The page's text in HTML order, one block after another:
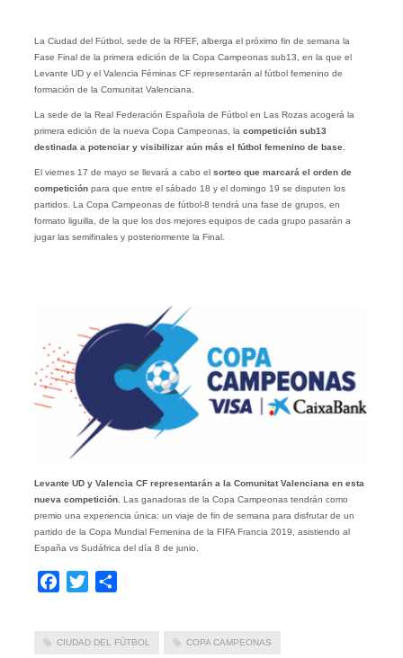
La Ciudad del Fútbol, sede de la RFEF, alberga el próximo fin de semana la
Fase Final de la primera edición de la Copa Campeonas sub13, en la que el
Levante UD y el Valencia Féminas CF representarán al fútbol femenino de
formación de la Comunitat Valenciana.
La sede de la Real Federación Española de Fútbol en Las Rozas acogerá la
primera edición de la nueva Copa Campeonas, la competición sub13
destinada a potenciar y visibilizar aún más el fútbol femenino de base.
El viernes 17 de mayo se llevará a cabo el sorteo que marcará el orden de
competiciónpara que entre el sábado 18 y el domingo 19 se disputen los
partidos. La Copa Campeonas de fútbol-8 tendrá una fase de grupos, en
formato liguilla, de la que los dos mejores equipos de cada grupo pasarán a
jugar las semifinales y posteriormente la Final.
Levante UD y Valencia CF representarán a la Comunitat Valenciana en esta
nueva competición. Las ganadoras de la Copa Campeonas tendrán como
premio una experiencia única: un viaje de fin de semana para disfrutar de un
partido de la Copa Mundial Femenina de la FIFA Francia 2019, asistiendo al
España vs Sudáfrica del día 8 de junio.
Facebook
Twitter
CIUDAD DEL FÚTBOL COPA CAMPEONAS